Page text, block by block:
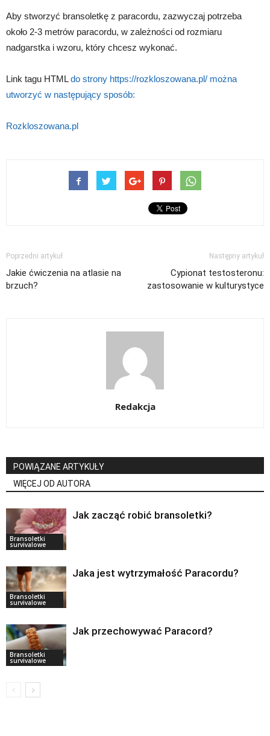
Aby stworzyć bransoletkę z paracordu, zazwyczaj potrzeba
około 2-3 metrów paracordu, w zależności od rozmiaru
nadgarstka i wzoru, który chcesz wykonać.
Link tagu HTMLdo strony https://rozkloszowana.pl/ można
utworzyć w następujący sposób:
Rozkloszowana.pl
Poprzedni artykuł
Jakie ćwiczenia na atlasie na
brzuch?
Następny artykuł
Cypionat testosteronu:
zastosowanie w kulturystyce
Redakcja
POWIĄZANE ARTYKUŁY
WIĘCEJ OD AUTORA
Bransoletki
survivalowe
Jak zacząć robić bransoletki?
Bransoletki
survivalowe
Jaka jest wytrzymałość Paracordu?
Bransoletki
survivalowe
Jak przechowywać Paracord?